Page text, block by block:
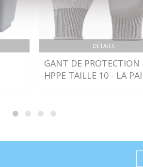
DÉTAILS
GANT DE PROTECTION
HPPE TAILLE 10 - LA